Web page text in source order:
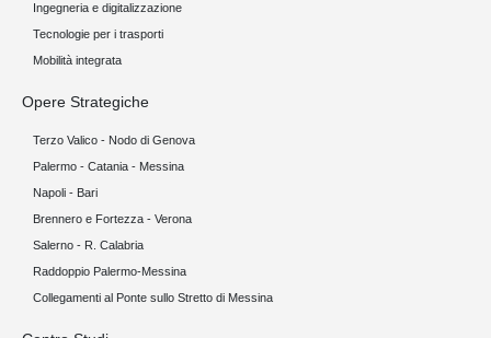
Ingegneria e digitalizzazione
Tecnologie per i trasporti
Mobilità integrata
Opere Strategiche
Terzo Valico - Nodo di Genova
Palermo - Catania - Messina
Napoli - Bari
Brennero e Fortezza - Verona
Salerno - R. Calabria
Raddoppio Palermo-Messina
Collegamenti al Ponte sullo Stretto di Messina